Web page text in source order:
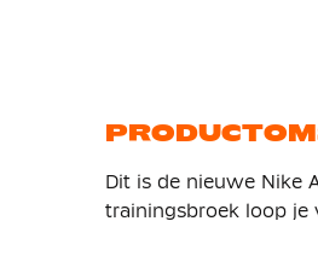
gallerij
Dit is de nieuwe Nike
trainingsbroek loop